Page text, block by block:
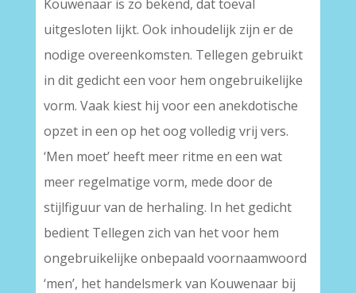
Kouwenaar is zo bekend, dat toeval
uitgesloten lijkt. Ook inhoudelijk zijn er de
nodige overeenkomsten. Tellegen gebruikt
in dit gedicht een voor hem ongebruikelijke
vorm. Vaak kiest hij voor een anekdotische
opzet in een op het oog volledig vrij vers.
‘Men moet’ heeft meer ritme en een wat
meer regelmatige vorm, mede door de
stijlfiguur van de herhaling. In het gedicht
bedient Tellegen zich van het voor hem
ongebruikelijke onbepaald voornaamwoord
‘men’, het handelsmerk van Kouwenaar bij